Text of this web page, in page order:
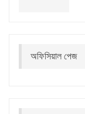
অফিসিয়াল পেজ